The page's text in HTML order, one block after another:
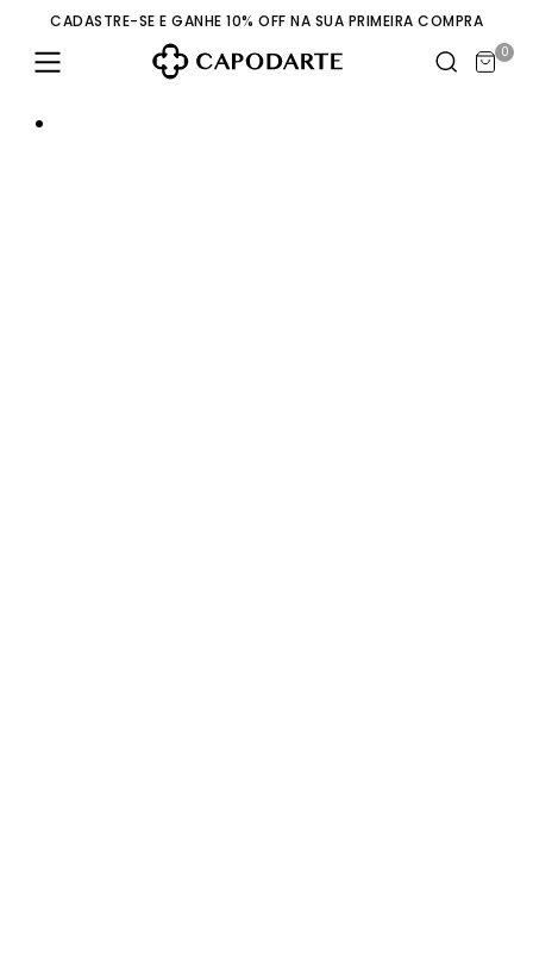
CADASTRE-SE E GANHE 10% OFF NA SUA PRIMEIRA COMPRA
0